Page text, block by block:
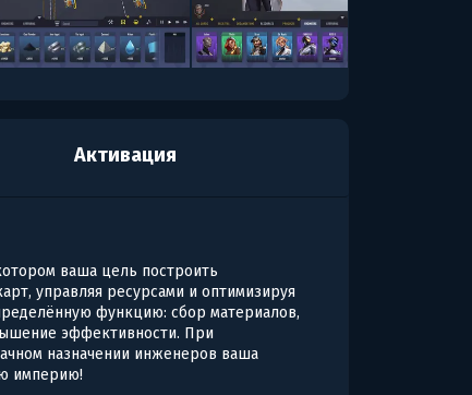
Активация
ваша цель построить
управляя ресурсами и оптимизируя
функцию: сбор материалов,
эффективности. При
назначении инженеров ваша
империю!